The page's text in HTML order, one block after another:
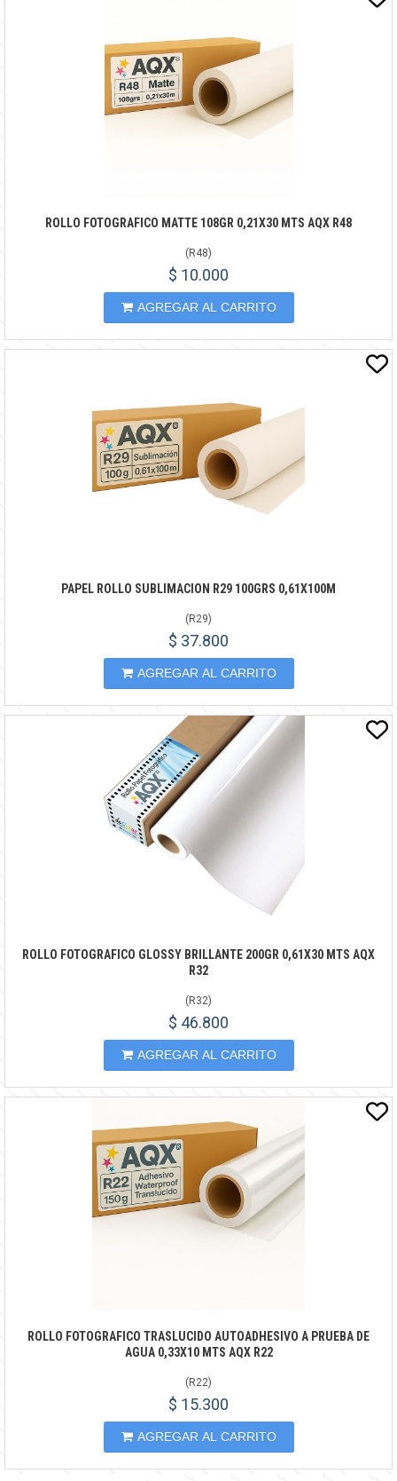
ROLLO FOTOGRAFICO MATTE 108GR 0,21X30 MTS AQX R48
(R48)
$ 10.000
AGREGAR AL CARRITO
PAPEL ROLLO SUBLIMACION R29 100GRS 0,61X100M
(R29)
$ 37.800
AGREGAR AL CARRITO
ROLLO FOTOGRAFICO GLOSSY BRILLANTE 200GR 0,61X30 MTS AQX
R32
(R32)
$ 46.800
AGREGAR AL CARRITO
ROLLO FOTOGRAFICO TRASLUCIDO AUTOADHESIVO A PRUEBA DE
AGUA 0,33X10 MTS AQX R22
(R22)
$ 15.300
AGREGAR AL CARRITO